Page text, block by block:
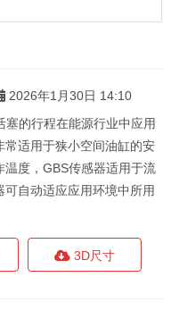
2026年1月30日 14:10
的行程在能源行业中应用
常适用于狭小空间油缸的安
度，GBS传感器适用于流
自动适应应用环境中所用
3D尺寸